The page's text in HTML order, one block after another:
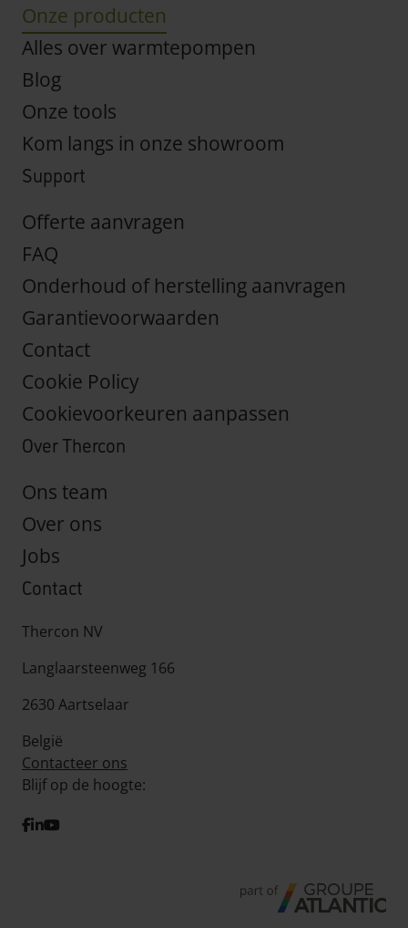
Onze producten
Alles over warmtepompen
Blog
Onze tools
Kom langs in onze showroom
Support
Offerte aanvragen
FAQ
Onderhoud of herstelling aanvragen
Garantievoorwaarden
Contact
Cookie Policy
Cookievoorkeuren aanpassen
Over Thercon
Ons team
Over ons
Jobs
Contact
Thercon NV
Langlaarsteenweg 166
2630 Aartselaar
België
Contacteer ons
Blijf op de hoogte:
facebook
linkedIn